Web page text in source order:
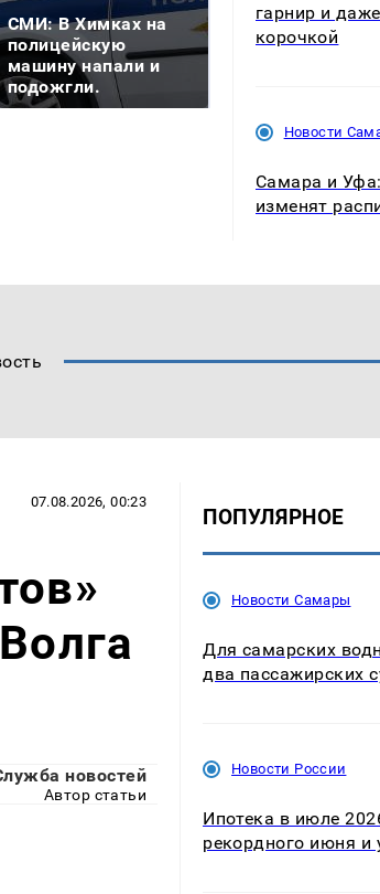
СМИ: В Химках на
полицейскую
машину напали и
подожгли.
Где будет
гарнир и
корочкой
Новости
Самара и
изменят
07.08.2026, 00:23
новостей
Автор статьи
ПОПУЛЯРНОЕ
Новости Самары
Для самарских
два пассажирских
Новости России
Ипотека в июле
рекордного июня и